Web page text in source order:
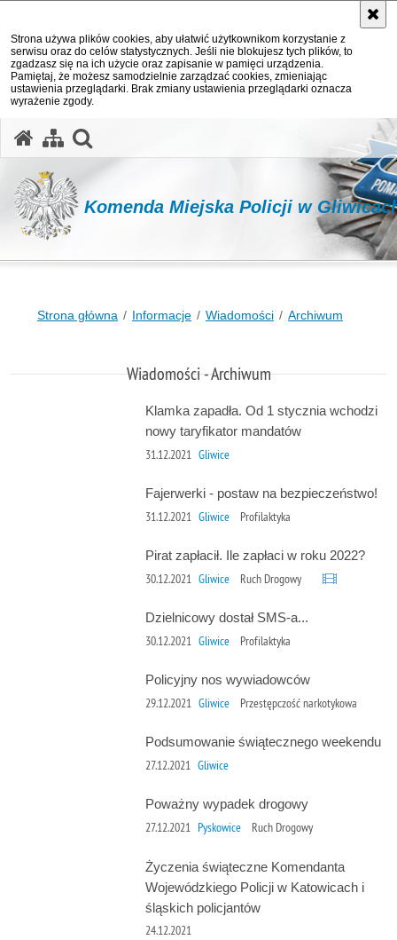
Strona używa plików cookies, aby ułatwić użytkownikom korzystanie z
serwisu oraz do celów statystycznych. Jeśli nie blokujesz tych plików, to
zgadzasz się na ich użycie oraz zapisanie w pamięci urządzenia.
Pamiętaj, że możesz samodzielnie zarządzać cookies, zmieniając
ustawienia przeglądarki. Brak zmiany ustawienia przeglądarki oznacza
wyrażenie zgody.
Komenda Miejska Policji w
Strona główna Informacje Wiadomości Archiwum
Wiadomości - Archiwum
Klamka zapadła. Od 1 stycznia wchodzi
nowy taryfikator mandatów
31.12.2021 Gliwice
Fajerwerki - postaw na bezpieczeństwo!
31.12.2021 Gliwice Profilaktyka
Pirat zapłacił. Ile zapłaci w roku 2022?
30.12.2021 Gliwice Ruch Drogowy
Dzielnicowy dostał SMS-a...
30.12.2021 Gliwice Profilaktyka
Policyjny nos wywiadowców
29.12.2021 Gliwice Przestępczość narkotykowa
Podsumowanie świątecznego weekendu
27.12.2021 Gliwice
Poważny wypadek drogowy
27.12.2021 Pyskowice Ruch Drogowy
Życzenia świąteczne Komendanta
Wojewódzkiego Policji w Katowicach i
śląskich policjantów
24.12.2021